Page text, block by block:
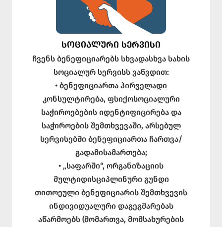
ᲡᲝᲪᲘᲐᲚᲣᲠᲘ ᲡᲔᲠᲕᲘᲡᲘ
ჩვენს ბენეფიციარებს სხვადასხვა სახის
სოციალურ სერვისს ვაწვდით:
• ბენეფიციართა პირველადი
კონსულტირება, ფსიქოსოციალური
საჭიროებების იდენტიფიცირება და
საჭიროების შემთხვევაში, არსებულ
სერვისებში ბენეფიციართა ჩართვა/
გადამისამართება;
• „საფარში“, ორგანიზაციის
მულტიდისციპლინური გუნდი
თითოეული ბენეფიციარის შემთხვევის
ინდივიდუალური დაგეგმარებას
აწარმოებს (მომართვა, მომსახურების